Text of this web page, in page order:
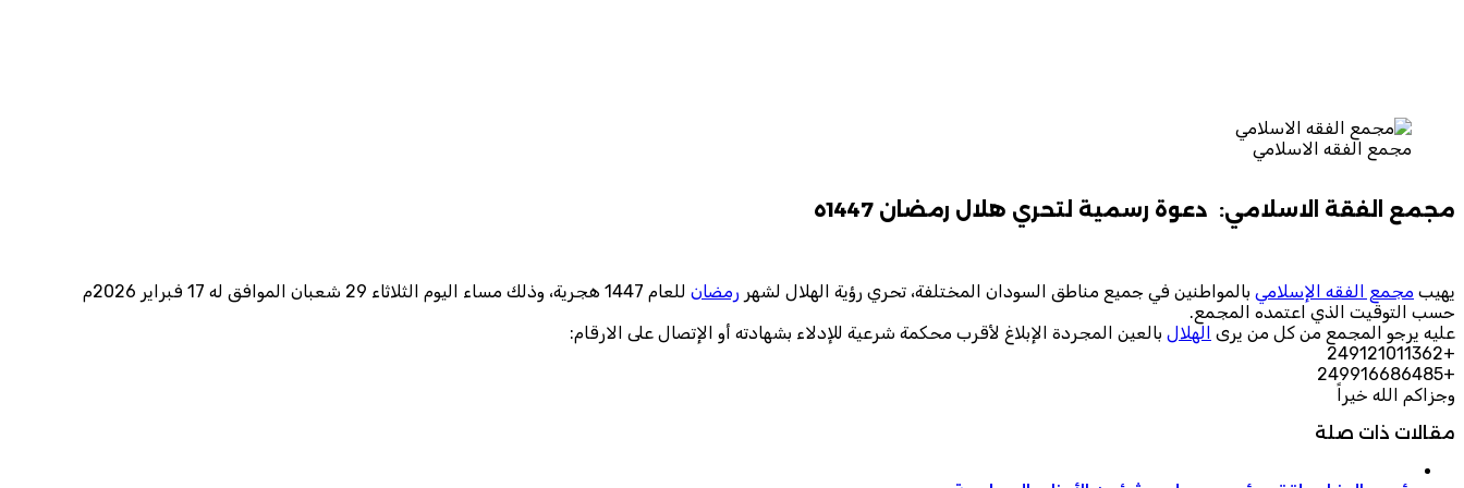
مجمع الفقه الاسلامي
مجمع الفقة الاسلامي: دعوة رسمية لتحري هلال رمضان 1447ه
يهيب مجمع الفقه الإسلامي بالمواطنين في جميع مناطق السودان المختلفة، تحري رؤية الهلال لشهر رمضان
للعام 1447 هجرية، وذلك مساء اليوم الثلاثاء 29 شعبان الموافق له 17 فبراير 2026م
حسب التوقيت الذي اعتمده المجمع.
عليه يرجو المجمع من كل من يرى الهلال بالعين المجردة الإبلاغ لأقرب محكمة شرعية للإدلاء بشهادته أو الإتصال على الارقام:
+249121011362
+249916686485
وجزاكم الله خيراً
مقالات ذات صلة